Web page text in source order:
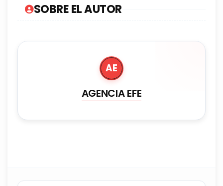
SOBRE EL AUTOR
AE
AGENCIA EFE